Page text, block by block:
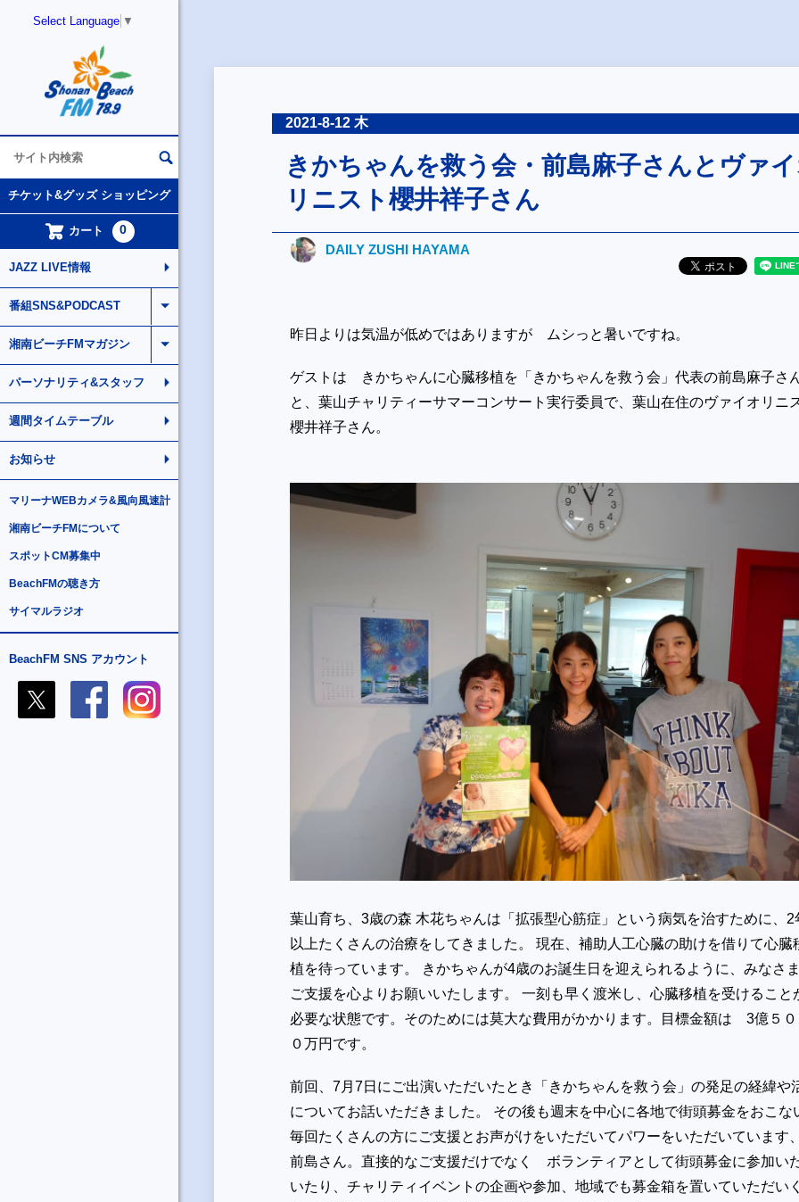
Select Language ▼
チケット&グッズ ショッピング
カート 0
JAZZ LIVE情報
番組SNS&PODCAST
湘南ビーチFMマガジン
パーソナリティ&スタッフ
週間タイムテーブル
お知らせ
マリーナWEBカメラ&風向風速計
湘南ビーチFMについて
スポットCM募集中
BeachFMの聴き方
サイマルラジオ
BeachFM SNS アカウント
2021-8-12 木
きかちゃんを救う会・前島麻子さんとヴァ
リニスト櫻井祥子さん
DAILY ZUSHI HAYAMA
昨日よりは気温が低めではありますが ムシっと暑いですね。
ゲストは きかちゃんに心臓移植を「きかちゃんを救う会」代表の前島麻子さ
と、葉山チャリティーサマーコンサート実行委員で、葉山在住のヴァイオリニ
櫻井祥子さん。
葉山育ち、3歳の森 木花ちゃんは「拡張型心筋症」という病気を治すために、2
以上たくさんの治療をしてきました。 現在、補助人工心臓の助けを借りて心臓
植を待っています。 きかちゃんが4歳のお誕生日を迎えられるように、みなさ
ご支援を心よりお願いいたします。 一刻も早く渡米し、心臓移植を受けること
必要な状態です。そのためには莫大な費用がかかります。目標金額は 3億５
０万円です。
前回、7月7日にご出演いただいたとき「きかちゃんを救う会」の発足の経緯や
についてお話いただきました。 その後も週末を中心に各地で街頭募金をおこな
毎回たくさんの方にご支援とお声がけをいただいてパワーをいただいています
前島さん。直接的なご支援だけでなく ボランティアとして街頭募金に参加い
いたり、チャリティイベントの企画や参加、地域でも募金箱を置いていただい